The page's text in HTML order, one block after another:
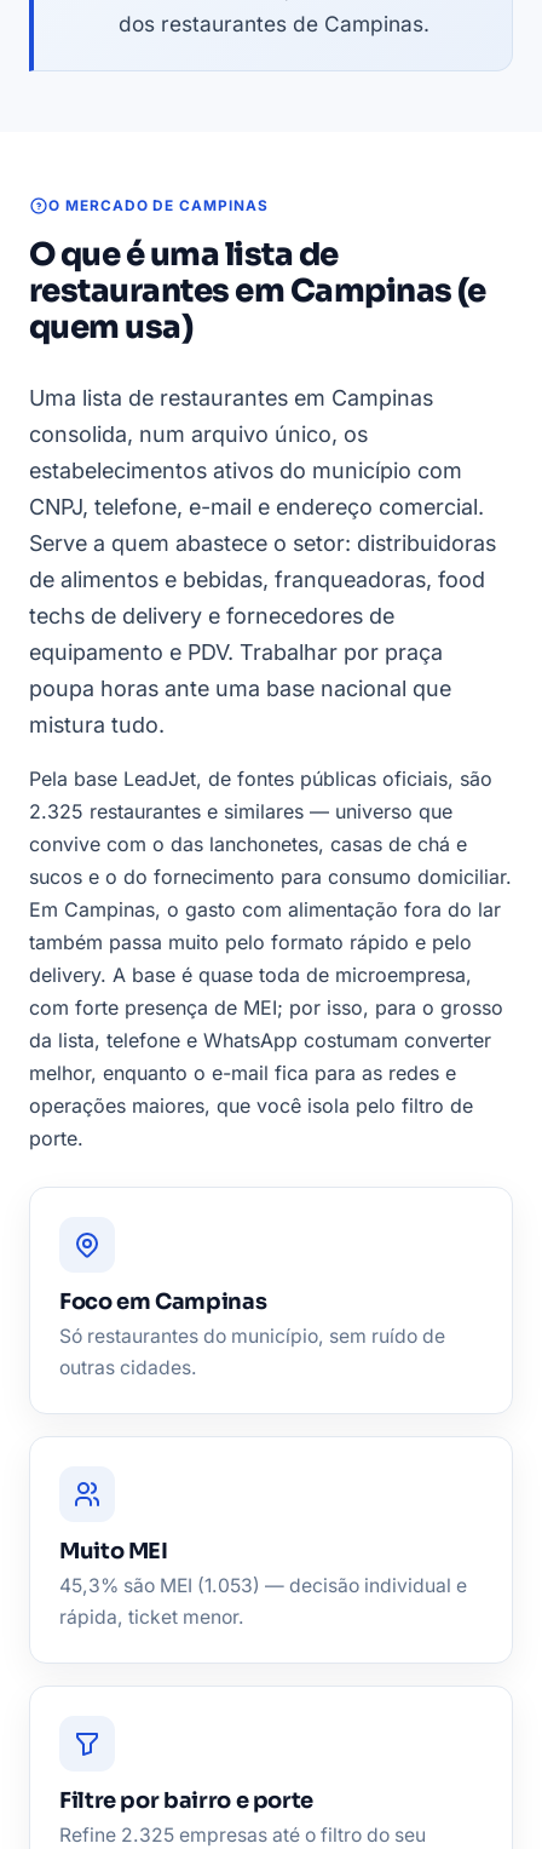
dos restaurantes de Campinas.
O MERCADO DE CAMPINAS
O que é uma lista de
restaurantes em Campinas (e
quem usa)
Uma lista de restaurantes em Campinas
consolida, num arquivo único, os
estabelecimentos ativos do município com
CNPJ, telefone, e-mail e endereço comercial.
Serve a quem abastece o setor: distribuidoras
de alimentos e bebidas, franqueadoras, food
techs de delivery e fornecedores de
equipamento e PDV. Trabalhar por praça
poupa horas ante uma base nacional que
mistura tudo.
Pela base LeadJet, de fontes públicas oficiais, são
2.325 restaurantes e similares — universo que
convive com o das lanchonetes, casas de chá e
sucos e o do fornecimento para consumo domiciliar.
Em Campinas, o gasto com alimentação fora do lar
também passa muito pelo formato rápido e pelo
delivery. A base é quase toda de microempresa,
com forte presença de MEI; por isso, para o grosso
da lista, telefone e WhatsApp costumam converter
melhor, enquanto o e-mail fica para as redes e
operações maiores, que você isola pelo filtro de
porte.
Foco em Campinas
Só restaurantes do município, sem ruído de
outras cidades.
Muito MEI
45,3% são MEI (1.053) — decisão individual e
rápida, ticket menor.
Filtre por bairro e porte
Refine 2.325 empresas até o filtro do seu